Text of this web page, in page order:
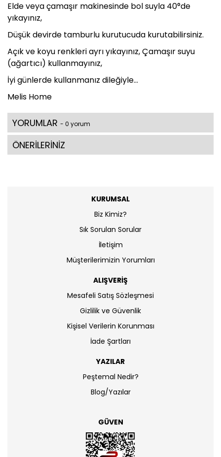
Elde veya çamaşır makinesinde bol suyla 40°de
yıkayınız,
Düşük devirde tamburlu kurutucuda kurutabilirsiniz.
Açık ve koyu renkleri ayrı yıkayınız, Çamaşır suyu
(ağartıcı) kullanmayınız,
İyi günlerde kullanmanız dileğiyle...
Melis Home
YORUMLAR - 0 yorum
ÖNERİLERİNİZ
KURUMSAL
Biz Kimiz?
Sık Sorulan Sorular
İletişim
Müşterilerimizin Yorumları
ALIŞVERİŞ
Mesafeli Satış Sözleşmesi
Gizlilik ve Güvenlik
Kişisel Verilerin Korunması
İade Şartları
YAZILAR
Peştemal Nedir?
Blog/Yazılar
GÜVEN